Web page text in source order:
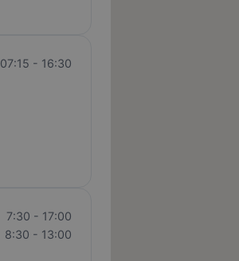
07:15 - 16:30
7:30 - 17:00
8:30 - 13:00